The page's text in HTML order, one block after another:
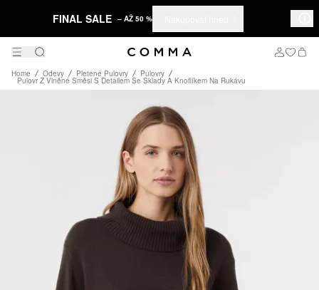
FINAL SALE – AŽ 50 %
Home Odevy Pletené Pulovry Pulovry
Pulovr Z Vlněné Směsi S Detailem Se Sklady A Knoflíkem Na Rukávu